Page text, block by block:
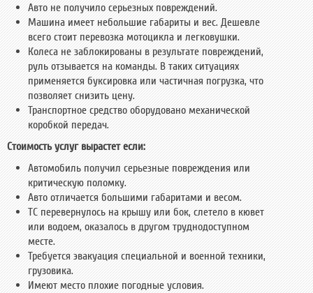
Авто не получило серьезных повреждений.
Машина имеет небольшие габариты и вес. Дешевле
всего стоит перевозка мотоцикла и легковушки.
Колеса не заблокированы в результате повреждений,
руль отзывается на команды. В таких ситуациях
применяется буксировка или частичная погрузка, что
позволяет снизить цену.
Транспортное средство оборудовано механической
коробкой передач.
Стоимость услуг вырастет если:
Автомобиль получил серьезные повреждения или
критическую поломку.
Авто отличается большими габаритами и весом.
ТС перевернулось на крышу или бок, слетело в кювет
или водоем, оказалось в другом труднодоступном
месте.
Требуется эвакуация специальной и военной техники,
грузовика.
Имеют место плохие погодные условия.